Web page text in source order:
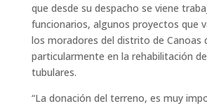
que desde su despacho se viene
funcionarios, algunos proyectos que
los moradores del distrito de Canoas
particularmente en la rehabilitación
tubulares.
“La donación del terreno, es muy